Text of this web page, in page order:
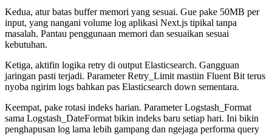
Kedua, atur batas buffer memori yang sesuai. Gue pake 50MB per
input, yang nangani volume log aplikasi Next.js tipikal tanpa
masalah. Pantau penggunaan memori dan sesuaikan sesuai
kebutuhan.
Ketiga, aktifin logika retry di output Elasticsearch. Gangguan
jaringan pasti terjadi. Parameter Retry_Limit mastiin Fluent Bit terus
nyoba ngirim logs bahkan pas Elasticsearch down sementara.
Keempat, pake rotasi indeks harian. Parameter Logstash_Format
sama Logstash_DateFormat bikin indeks baru setiap hari. Ini bikin
penghapusan log lama lebih gampang dan ngejaga performa query